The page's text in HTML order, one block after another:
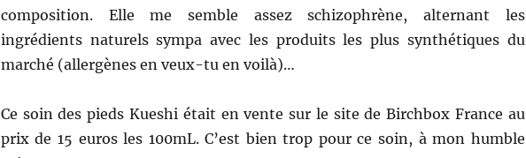
composition. Elle me semble assez schizophrène, alternant les
ingrédients naturels sympa avec les produits les plus synthétiques du
marché (allergènes en veux-tu en voilà)…
Ce soin des pieds Kueshi était en vente sur le site de Birchbox France au
prix de 15 euros les 100mL. C’est bien trop pour ce soin, à mon humble